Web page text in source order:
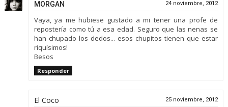
MORGAN 24 noviembre, 2012
Vaya, ya me hubiese gustado a mi tener una profe de
repostería como tú a esa edad. Seguro que las nenas se
han chupado los dedos... esos chupitos tienen que estar
riquísimos!
Besos
Responder
El Coco 25 noviembre, 2012